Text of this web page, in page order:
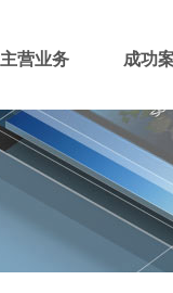
主营业务 成功
域名注册